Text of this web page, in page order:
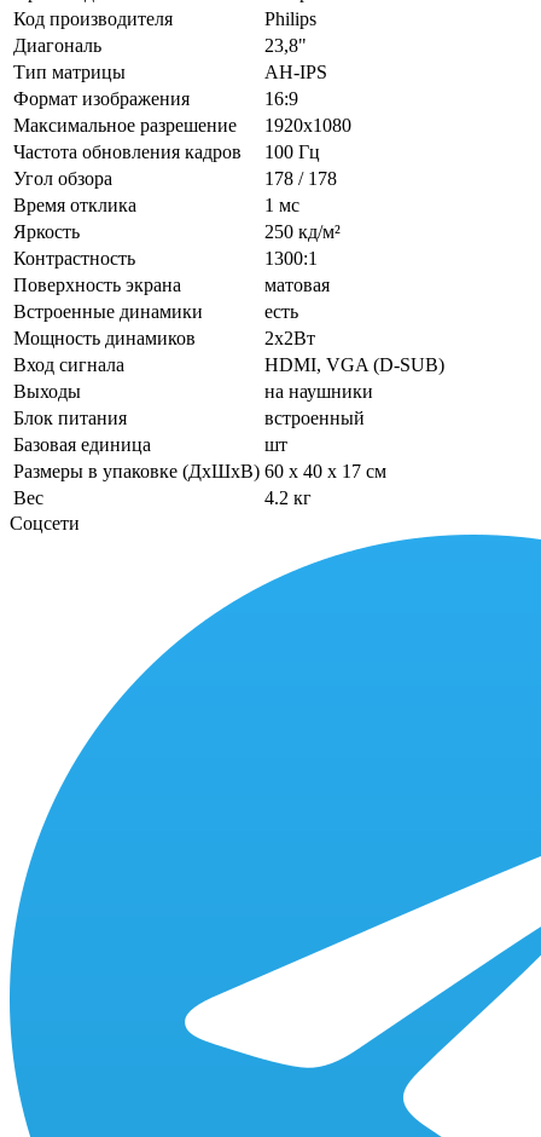
Код производителя
Philips
Диагональ
23,8"
Тип матрицы
AH-IPS
Формат изображения
16:9
Максимальное разрешение
1920x1080
Частота обновления кадров
100 Гц
Угол обзора
178 / 178
Время отклика
1 мс
Яркость
250 кд/м²
Контрастность
1300:1
Поверхность экрана
матовая
Встроенные динамики
есть
Мощность динамиков
2x2Вт
Вход сигнала
HDMI, VGA (D-SUB)
Выходы
на наушники
Блок питания
встроенный
Базовая единица
шт
Размеры в упаковке (ДхШхВ) 60 x 40 x 17 см
Вес
4.2 кг
Соцсети